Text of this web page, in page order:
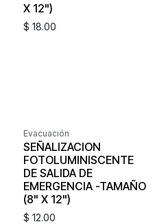
X 12")
$ 18.00
Evacuación
SEÑALIZACION
FOTOLUMINISCENTE
DE SALIDA DE
EMERGENCIA -TAMAÑO
(8" X 12")
$ 12.00